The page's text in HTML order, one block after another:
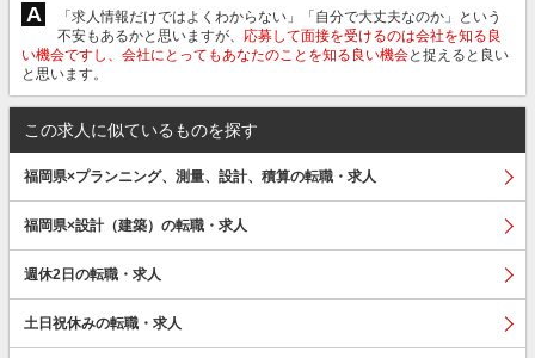
A
「求人情報だけではよくわからない」「自分で大丈夫なのか」という
不安もあるかと思いますが、 応募して面接を受けるのは会社を知る良
い機会ですし、会社にとってもあなたのことを知る良い機会と捉えると良い
と思います。
この求人に似ているものを探す
福岡県×プランニング、測量、設計、積算の転職・求人
福岡県×設計（建築）の転職・求人
週休2日の転職・求人
土日祝休みの転職・求人